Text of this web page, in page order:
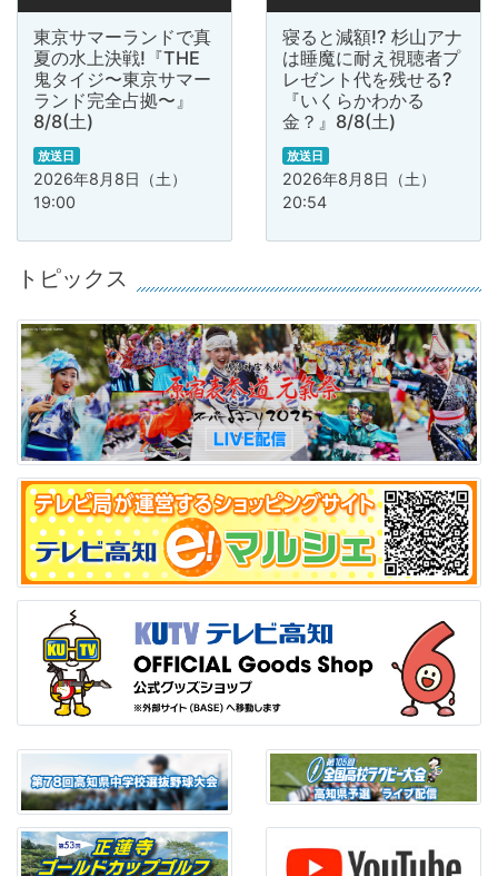
東京サマーランドで真
夏の水上決戦!『THE
鬼タイジ〜東京サマー
ランド完全占拠〜』
8/8(土)
放送日
2026年8月8日（土）
19:00
寝ると減額!? 杉山アナ
は睡魔に耐え視聴者プ
レゼント代を残せる?
『いくらかわかる
金？』8/8(土)
放送日
2026年8月8日（土）
20:54
トピックス